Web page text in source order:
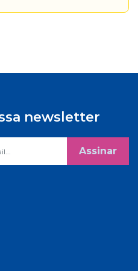
newsletter
Assinar